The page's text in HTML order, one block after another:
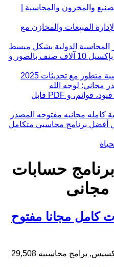
والمخزون والمحاسبة |
المبيعات والمخازن مع
المحاسبة الدولية بشكل مبسط
قاعدة بيانات صيدلية جاهزة بإكسيل 10 آلاف صنف بالصور و
متطور مع تحديثات 2025
مجاني: لوجه الله
أفضل تمرين محاسبة مالية: قيود، قوائم، و PDF قابل
كامله مجانيه مفتوحه المصدر
أفضل برنامج محاسبي متكامل
برنامج حسابات
مجانى
كامل مجانا مفتوح
, برامج محاسبيه 29,508